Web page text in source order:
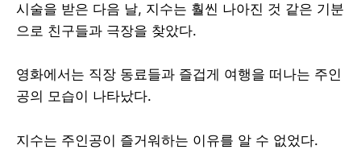
시술을 받은 다음 날, 지수는 훨씬 나아진 것 같은 기분
으로 친구들과 극장을 찾았다.
영화에서는 직장 동료들과 즐겁게 여행을 떠나는 주인
공의 모습이 나타났다.
지수는 주인공이 즐거워하는 이유를 알 수 없었다.